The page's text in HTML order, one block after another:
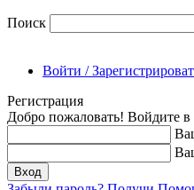
Поиск
Войти /
Регистрация
Добро пожаловать! Войдите